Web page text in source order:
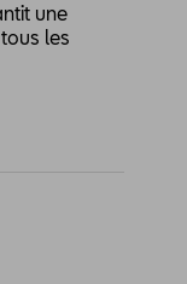
une
les